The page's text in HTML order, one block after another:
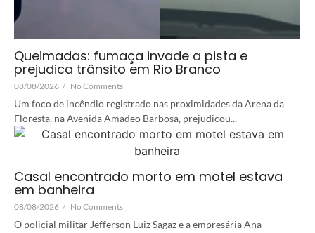
Queimadas: fumaça invade a pista e
prejudica trânsito em Rio Branco
08/08/2026 / No Comments
Um foco de incêndio registrado nas proximidades da Arena da
Floresta, na Avenida Amadeo Barbosa, prejudicou...
Casal encontrado morto em motel estava
em banheira
08/08/2026 / No Comments
O policial militar Jefferson Luiz Sagaz e a empresária Ana